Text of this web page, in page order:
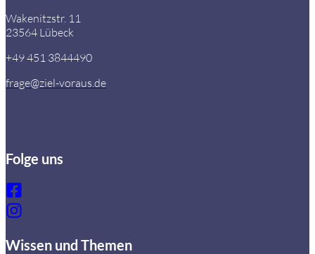
Wakenitzstr. 11
23564 Lübeck
+49 451 3844490
frage@ziel-voraus.de
Folge uns
Wissen und Themen